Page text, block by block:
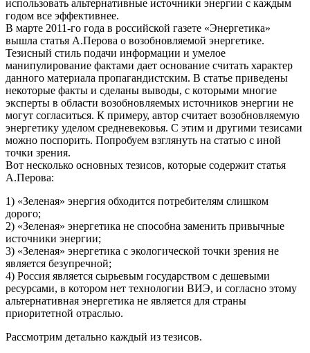
использовать альтернативные источники энергии с каждым
годом все эффективнее.
В марте 2011-го года в российской газете «Энергетика»
вышла статья А.Перова о возобновляемой энергетике.
Тезисный стиль подачи информации и умелое
манипулирование фактами дает основание считать характер
данного материала пропагандистским. В статье приведены
некоторые факты и сделаны выводы, с которыми многие
эксперты в области возобновляемых источников энергии не
могут согласиться. К примеру, автор считает возобновляемую
энергетику уделом средневековья. С этим и другими тезисами
можно поспорить. Попробуем взглянуть на статью с иной
точки зрения.
Вот несколько основных тезисов, которые содержит статья
А.Перова:
1) «Зеленая» энергия обходится потребителям слишком
дорого;
2) «Зеленая» энергетика не способна заменить привычные
источники энергии;
3) «Зеленая» энергетика с экологической точки зрения не
является безупречной;
4) Россия является сырьевым государством с дешевыми
ресурсами, в котором нет технологии ВИЭ, и согласно этому
альтернативная энергетика не является для страны
приоритетной отраслью.
Рассмотрим детально каждый из тезисов.